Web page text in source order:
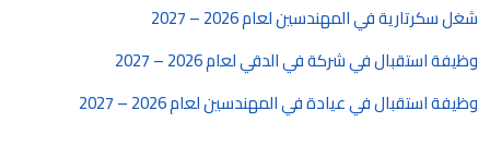
شغل سكرتارية في المهندسين لعام 2026 – 2027
وظيفة استقبال في شركة في الدقي لعام 2026 – 2027
وظيفة استقبال في عيادة في المهندسين لعام 2026 – 2027